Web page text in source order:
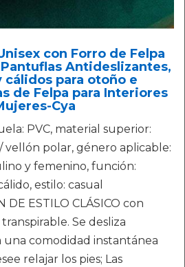
con Forro de Felpa
Antideslizantes,
cálidos para otoño e
de Felpa para Interiores
Cya
PVC, material superior:
vellón polar, género aplicable:
y femenino, función:
estilo: casual
DE ESTILO CLÁSICO con
Se desliza
una comodidad instantánea
relajar los pies; Las